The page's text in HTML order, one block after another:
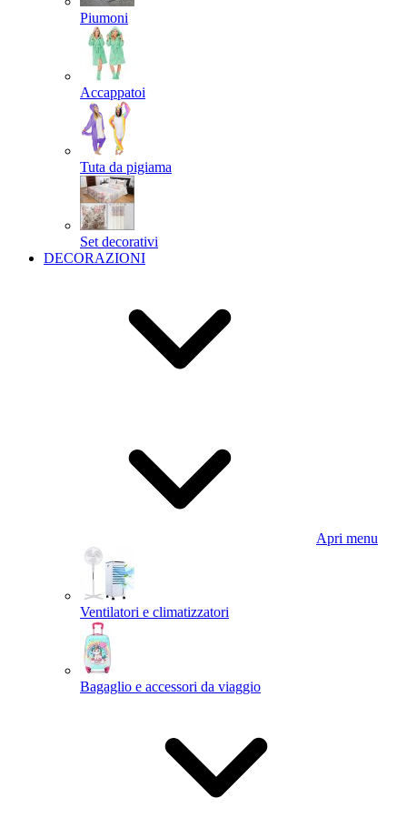
Piumoni
Accappatoi
Tuta da pigiama
Set decorativi
DECORAZIONI
Apri menu
Ventilatori e climatizzatori
Bagaglio e accessori da viaggio